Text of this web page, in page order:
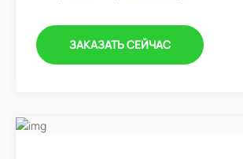
ЗАКАЗАТЬ СЕЙЧАС